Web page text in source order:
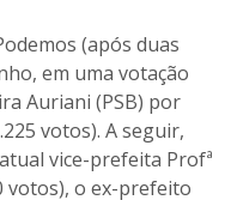
(após duas
em uma votação
Auriani (PSB) por
votos). A seguir,
vice-prefeita Profª
votos), o ex-prefeito